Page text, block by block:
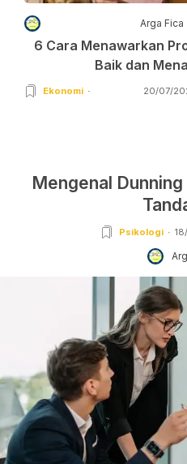
Arga Fica
6 Cara Menawarkan
Baik dan
Ekonomi 20/07/
Mengenal
Psikologi